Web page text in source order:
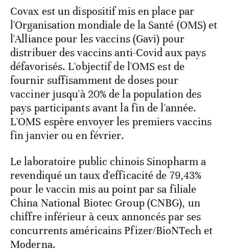
Covax est un dispositif mis en place par
l'Organisation mondiale de la Santé (OMS) et
l'Alliance pour les vaccins (Gavi) pour
distribuer des vaccins anti-Covid aux pays
défavorisés. L'objectif de l'OMS est de
fournir suffisamment de doses pour
vacciner jusqu'à 20% de la population des
pays participants avant la fin de l'année.
L'OMS espère envoyer les premiers vaccins
fin janvier ou en février.
Le laboratoire public chinois Sinopharm a
revendiqué un taux d'efficacité de 79,43%
pour le vaccin mis au point par sa filiale
China National Biotec Group (CNBG), un
chiffre inférieur à ceux annoncés par ses
concurrents américains Pfizer/BioNTech et
Moderna.